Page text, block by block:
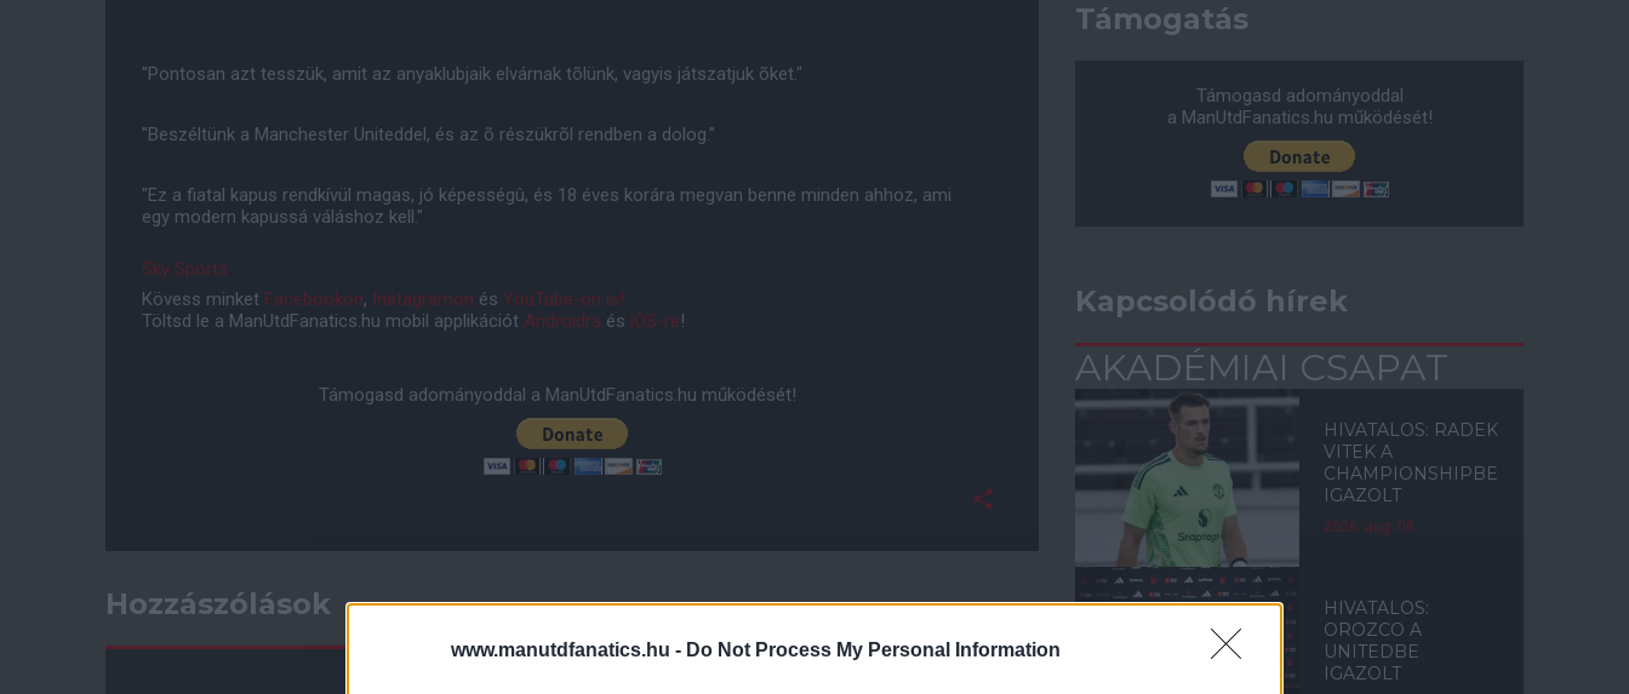
www.manutdfanatics.hu - Do Not Process My Personal Information
"Pontosan azt tesszük, amit az anyaklubjaik elvárnak tõlünk, vagyis játszatjuk õket."
"Beszéltünk a Manchester Uniteddel, és az õ részükrõl rendben a dolog."
"Ez a fiatal kapus rendkívül magas, jó képességû, és 18 éves korára megvan benne minden ahhoz, ami
egy modern kapussá váláshoz kell."
Sky Sports
Kövess minket Facebookon, Instagramon és YouTube-on is!
Töltsd le a ManUtdFanatics.hu mobil applikációt Androidra és iOS-re!
Támogasd adományoddal a ManUtdFanatics.hu működését!
Hozzászólások
Támogatás
Támogasd adományoddal
a ManUtdFanatics.hu működését!
Kapcsolódó hírek
AKADÉMIAI CSAPAT
HIVATALOS: RADEK
VITEK A
CHAMPIONSHIPBE
IGAZOLT
2026. aug. 08.
HIVATALOS:
OROZCO A
UNITEDBE
IGAZOLT